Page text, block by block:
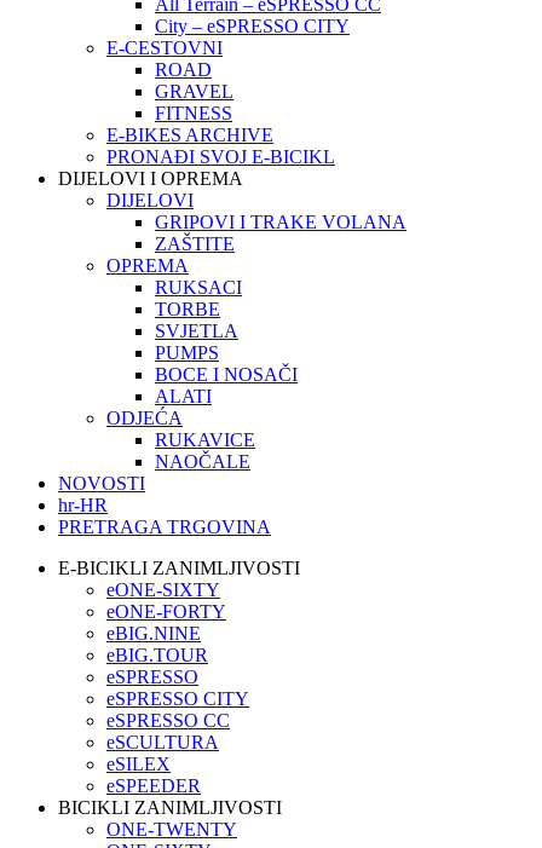
All Terrain – eSPRESSO CC
City – eSPRESSO CITY
E-CESTOVNI
ROAD
GRAVEL
FITNESS
E-BIKES ARCHIVE
PRONAĐI SVOJ E-BICIKL
DIJELOVI I OPREMA
DIJELOVI
GRIPOVI I TRAKE VOLANA
ZAŠTITE
OPREMA
RUKSACI
TORBE
SVJETLA
PUMPS
BOCE I NOSAČI
ALATI
ODJEĆA
RUKAVICE
NAOČALE
NOVOSTI
hr-HR
PRETRAGA TRGOVINA
E-BICIKLI ZANIMLJIVOSTI
eONE-SIXTY
eONE-FORTY
eBIG.NINE
eBIG.TOUR
eSPRESSO
eSPRESSO CITY
eSPRESSO CC
eSCULTURA
eSILEX
eSPEEDER
BICIKLI ZANIMLJIVOSTI
ONE-TWENTY